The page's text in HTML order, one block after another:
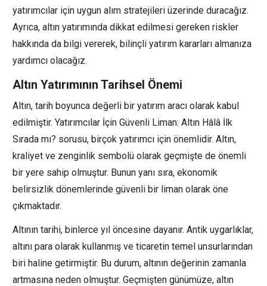
yatırımcılar için uygun alım stratejileri üzerinde duracağız.
Ayrıca, altın yatırımında dikkat edilmesi gereken riskler
hakkında da bilgi vererek, bilinçli yatırım kararları almanıza
yardımcı olacağız.
Altın Yatırımının Tarihsel Önemi
Altın, tarih boyunca değerli bir yatırım aracı olarak kabul
edilmiştir. Yatırımcılar İçin Güvenli Liman: Altın Hâlâ İlk
Sırada mı? sorusu, birçok yatırımcı için önemlidir. Altın,
kraliyet ve zenginlik sembolü olarak geçmişte de önemli
bir yere sahip olmuştur. Bunun yanı sıra, ekonomik
belirsizlik dönemlerinde güvenli bir liman olarak öne
çıkmaktadır.
Altının tarihi, binlerce yıl öncesine dayanır. Antik uygarlıklar,
altını para olarak kullanmış ve ticaretin temel unsurlarından
biri haline getirmiştir. Bu durum, altının değerinin zamanla
artmasına neden olmuştur. Geçmişten günümüze, altın